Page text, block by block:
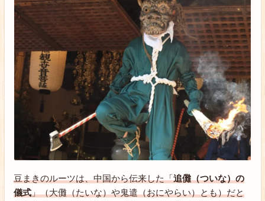
豆まきのルーツは、中国から伝来した「追儺（ついな）の
儀式」（大儺（たいな）や鬼遣（おにやらい）とも）だと